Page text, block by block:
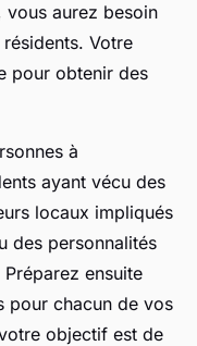
aurez besoin
Votre
pour obtenir des
à
ayant vécu des
locaux impliqués
des personnalités
ensuite
pour chacun de vos
objectif est de